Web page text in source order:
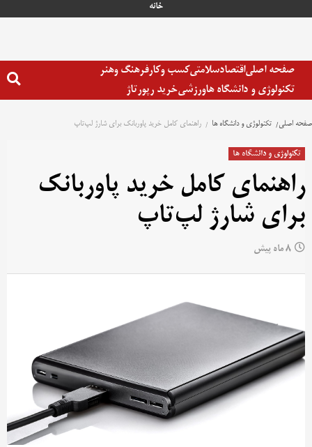
خانه
صفحه اصلیاقتصادسلامتیکسب وکارفرهنگ وهنر
تکنولوژی و دانشگاه هاورزشیخرید رپورتاژ
صفحه اصلی تکنولوژی و دانشگاه ها راهنمای کامل خرید پاوربانک برای شارژ لپ‌تاپ
تکنولوژی و دانشگاه ها
راهنمای کامل خرید پاوربانک
برای شارژ لپ‌تاپ
8 ماه پیش